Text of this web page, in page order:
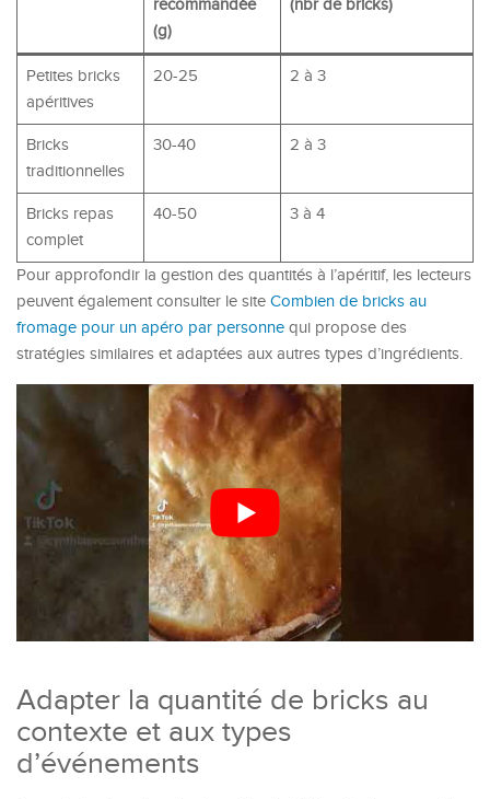
recommandée
(g)
(nbr de bricks)
Petites bricks
apéritives
20-25 2 à 3
Bricks
traditionnelles
30-40 2 à 3
Bricks repas
complet
40-50 3 à 4
Pour approfondir la gestion des quantités à l’apéritif, les lecteurs
peuvent également consulter le site Combien de bricks au
fromage pour un apéro par personne qui propose des
stratégies similaires et adaptées aux autres types d’ingrédients.
Adapter la quantité de bricks au
contexte et aux types
d’événements